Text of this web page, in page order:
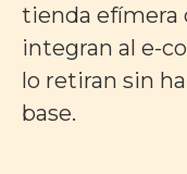
tienda efímera
integran al e-
lo retiran sin
base.